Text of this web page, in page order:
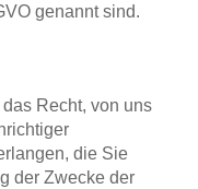
genannt sind.
Recht, von uns
die Sie
der Zwecke der